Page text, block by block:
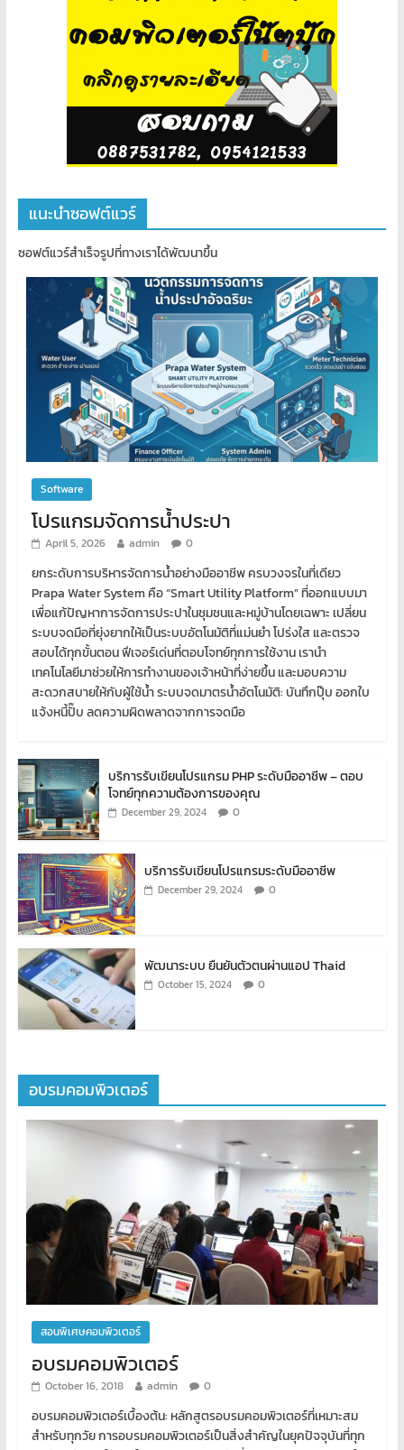
แนะนำซอฟต์แวร์
ซอฟต์แวร์สำเร็จรูปที่ทางเราได้พัฒนาขึ้น
Software
โปรแกรมจัดการน้ำประปา
April 5, 2026 admin 0
ยกระดับการบริหารจัดการน้ำอย่างมืออาชีพ ครบวงจรในที่เดียว
Prapa Water System คือ “Smart Utility Platform” ที่ออกแบบมา
เพื่อแก้ปัญหาการจัดการประปาในชุมชนและหมู่บ้านโดยเฉพาะ เปลี่ยน
ระบบจดมือที่ยุ่งยากให้เป็นระบบอัตโนมัติที่แม่นยำ โปร่งใส และตรวจ
สอบได้ทุกขั้นตอน ฟีเจอร์เด่นที่ตอบโจทย์ทุกการใช้งาน เรานำ
เทคโนโลยีมาช่วยให้การทำงานของเจ้าหน้าที่ง่ายขึ้น และมอบความ
สะดวกสบายให้กับผู้ใช้น้ำ ระบบจดมาตรน้ำอัตโนมัติ: บันทึกปุ๊บ ออกใบ
แจ้งหนี้ปั๊บ ลดความผิดพลาดจากการจดมือ
บริการรับเขียนโปรแกรม PHP ระดับมืออาชีพ – ตอบ
โจทย์ทุกความต้องการของคุณ
December 29, 2024 0
บริการรับเขียนโปรแกรมระดับมืออาชีพ
December 29, 2024 0
พัฒนาระบบ ยืนยันตัวตนผ่านแอป Thaid
October 15, 2024 0
อบรมคอมพิวเตอร์
สอนพิเศษคอมพิวเตอร์
อบรมคอมพิวเตอร์
October 16, 2018 admin 0
อบรมคอมพิวเตอร์เบื้องต้น: หลักสูตรอบรมคอมพิวเตอร์ที่เหมาะสม
สำหรับทุกวัย การอบรมคอมพิวเตอร์เป็นสิ่งสำคัญในยุคปัจจุบันที่ทุก